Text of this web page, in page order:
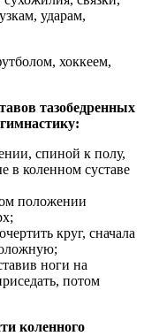
ударам,
хоккеем,
тазобедренных
спиной к полу,
в коленном суставе
положении
круг, сначала
ноги на
потом
коленного